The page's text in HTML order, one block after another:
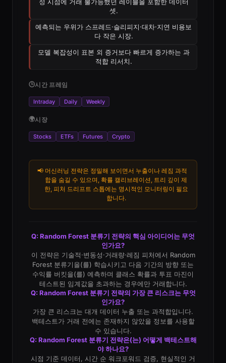
셋.
예측되는 우위가 스프레드·슬리피지·대차·지연 비용보
다 작은 시장.
모델 복잡성이 표본 외 증거보다 빠르게 증가하는 과
적합 리서치.
🕒시간 프레임
Intraday Daily Weekly
🌍시장
Stocks ETFs Futures Crypto
📢 머신러닝 전략은 정밀해 보이면서 누출이나 레짐 과적
합을 숨길 수 있으며, 확률 캘리브레이션, 트리 깊이 제
한, 피처 드리프트 스톱에는 명시적인 모니터링이 필요
합니다.
Q: Random Forest 분류기 전략의 핵심 아이디어는 무엇
인가요?
이 전략은 기술적·변동성·거래량·레짐 피처에서 Random
Forest 분류기을(를) 학습시키고 다음 기간의 방향 또는
수익률 버킷을(를) 예측하며 클래스 확률과 투표 마진이
테스트된 임계값을 초과하는 경우에만 거래합니다.
Q: Random Forest 분류기 전략의 가장 큰 리스크는 무엇
인가요?
가장 큰 리스크는 대개 데이터 누출 또는 과적합입니다.
백테스트가 거래 전에는 존재하지 않았을 정보를 사용할
수 있습니다.
Q: Random Forest 분류기 전략은(는) 어떻게 백테스트해
야 하나요?
시점 기준 데이터, 시간 순 워크포워드 검증, 현실적인 거